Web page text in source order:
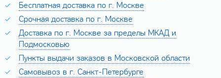
Бесплатная доставка по г. Москве
Срочная доставка по г. Москве
Доставка по г. Москве за пределы МКАД и
Подмосковью
Пункты выдачи заказов в Московской области
Самовывоз в г. Санкт-Петербурге